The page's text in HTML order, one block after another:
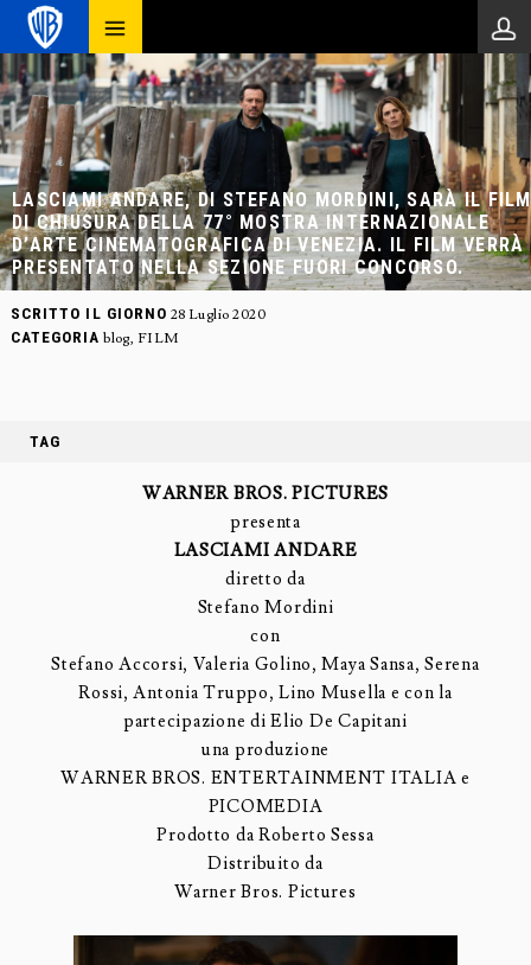
LASCIAMI ANDARE, DI STEFANO MORDINI, SARÀ IL FILM
DI CHIUSURA DELLA 77° MOSTRA INTERNAZIONALE
D’ARTE CINEMATOGRAFICA DI VENEZIA. IL FILM VERRÀ
PRESENTATO NELLA SEZIONE FUORI CONCORSO.
SCRITTO IL GIORNO 28 Luglio 2020
CATEGORIA blog, FILM
TAG
WARNER BROS. PICTURES
presenta
LASCIAMI ANDARE
diretto da
Stefano Mordini
con
Stefano Accorsi, Valeria Golino, Maya Sansa, Serena
Rossi, Antonia Truppo, Lino Musella e con la
partecipazione di Elio De Capitani
una produzione
WARNER BROS. ENTERTAINMENT ITALIA e
PICOMEDIA
Prodotto da Roberto Sessa
Distribuito da
Warner Bros. Pictures